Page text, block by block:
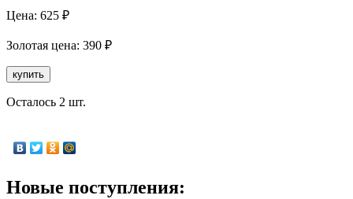
Цена: 625 ₽
Золотая цена: 390 ₽
купить
Осталось 2 шт.
Новые поступления: